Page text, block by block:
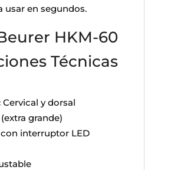
usar en segundos.
HKM-60
Técnicas
Cervical y dorsal
grande)
interruptor LED